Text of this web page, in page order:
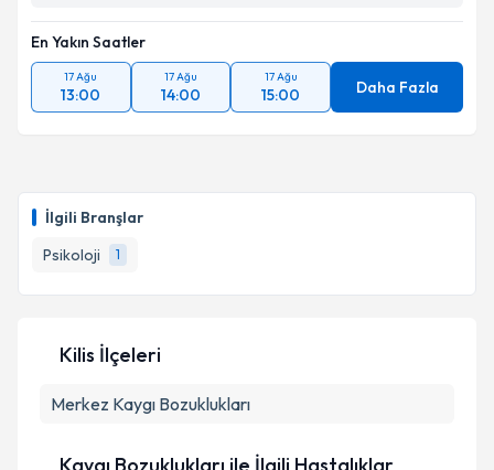
İlgili Branşlar
Psikoloji
1
En Yakın Saatler
17 Ağu
13:00
17 Ağu
14:00
17 Ağu
15:00 Daha Fazla
Kilis İlçeleri
Merkez Kaygı Bozuklukları